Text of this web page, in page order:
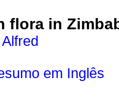
flora in
em Inglês